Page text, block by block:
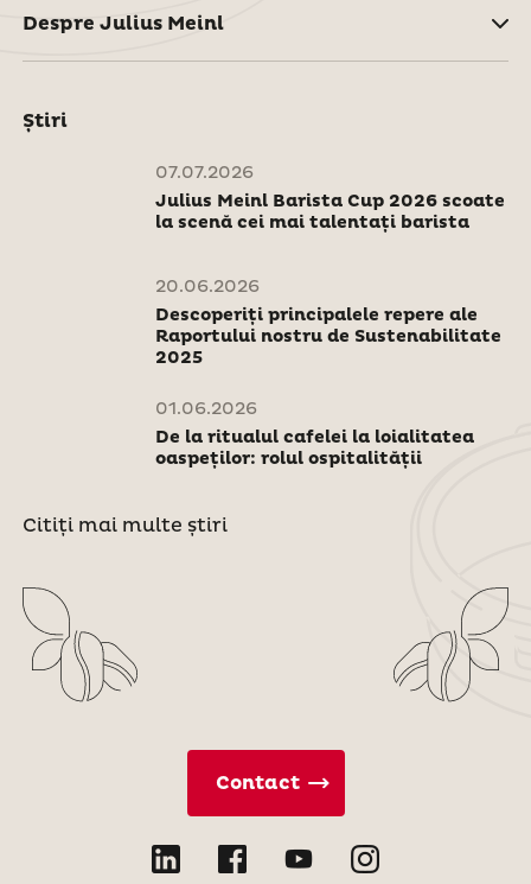
Despre Julius Meinl
Știri
07.07.2026
Julius Meinl Barista Cup 2026 scoate
la scenă cei mai talentați barista
20.06.2026
Descoperiți principalele repere ale
Raportului nostru de Sustenabilitate
2025
01.06.2026
De la ritualul cafelei la loialitatea
oaspeților: rolul ospitalității
Citiți mai multe știri
Contact